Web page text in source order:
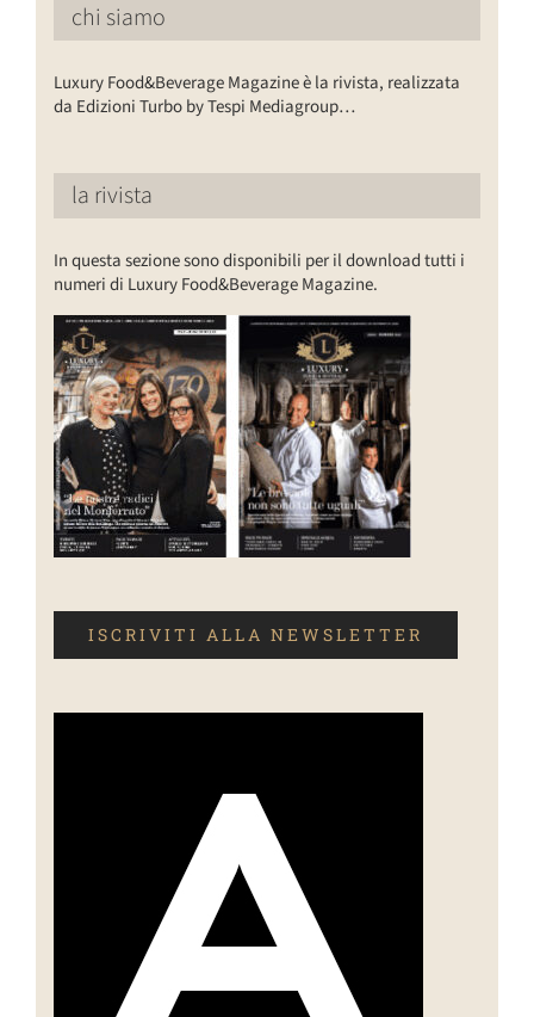
chi siamo
Luxury Food&Beverage Magazine è la rivista, realizzata
da Edizioni Turbo by Tespi Mediagroup…
la rivista
In questa sezione sono disponibili per il download tutti i
numeri di Luxury Food&Beverage Magazine.
ISCRIVITI ALLA NEWSLETTER